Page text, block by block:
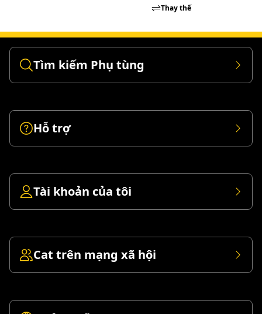
Thay thế
Tìm kiếm Phụ tùng
Hỗ trợ
Tài khoản của tôi
Cat trên mạng xã hội